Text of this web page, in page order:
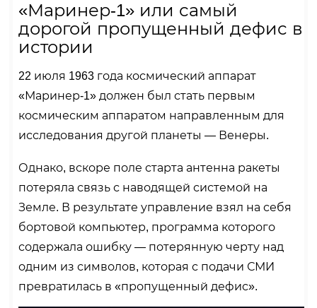
«Маринер-1» или самый
дорогой пропущенный дефис в
истории
22 июля 1963 года космический аппарат
«Маринер-1» должен был стать первым
космическим аппаратом направленным для
исследования другой планеты — Венеры.
Однако, вскоре поле старта антенна ракеты
потеряла связь с наводящей системой на
Земле. В результате управление взял на себя
бортовой компьютер, программа которого
содержала ошибку — потерянную черту над
одним из символов, которая с подачи СМИ
превратилась в «пропущенный дефис».